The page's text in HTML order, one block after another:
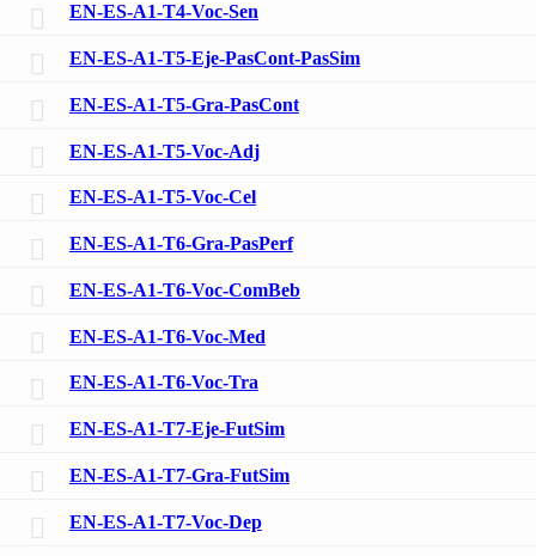
EN-ES-A1-T4-Voc-Sen
EN-ES-A1-T5-Eje-PasCont-PasSim
EN-ES-A1-T5-Gra-PasCont
EN-ES-A1-T5-Voc-Adj
EN-ES-A1-T5-Voc-Cel
EN-ES-A1-T6-Gra-PasPerf
EN-ES-A1-T6-Voc-ComBeb
EN-ES-A1-T6-Voc-Med
EN-ES-A1-T6-Voc-Tra
EN-ES-A1-T7-Eje-FutSim
EN-ES-A1-T7-Gra-FutSim
EN-ES-A1-T7-Voc-Dep